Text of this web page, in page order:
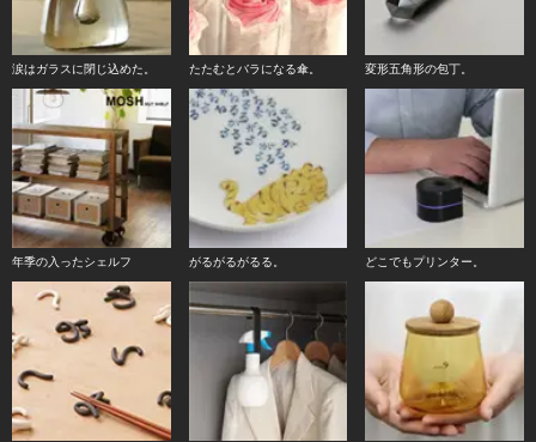
涙はガラスに閉じ込めた。 たたむとバラになる傘。 変形五角形の包丁。
年季の入ったシェルフ がるがるがるる。 どこでもプリンター。